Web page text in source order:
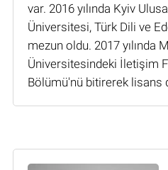
var. 2016 yılında Kyiv
Üniversitesi, Türk Dili ve
mezun oldu. 2017 yılında
Üniversitesindeki İletişim
Bölümü'nü bitirerek lisans